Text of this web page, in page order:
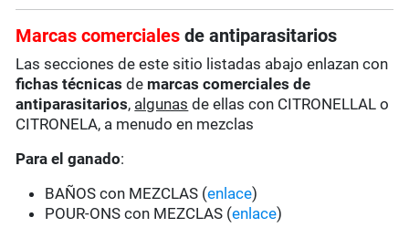
Marcas comercialesde antiparasitarios
Las secciones de este sitio listadas abajo enlazan con
fichas técnicas de marcas comerciales de
antiparasitarios, algunas de ellas con CITRONELLAL o
CITRONELA, a menudo en mezclas
Para el ganado:
BAÑOS con MEZCLAS (enlace)
POUR-ONS con MEZCLAS (enlace)